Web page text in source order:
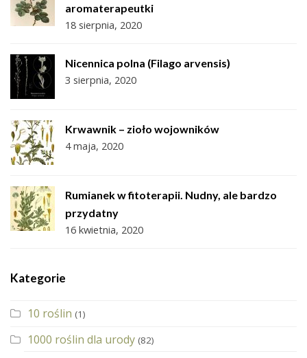
aromaterapeutki
18 sierpnia, 2020
Nicennica polna (Filago arvensis)
3 sierpnia, 2020
Krwawnik – zioło wojowników
4 maja, 2020
Rumianek w fitoterapii. Nudny, ale bardzo
przydatny
16 kwietnia, 2020
Kategorie
10 roślin (1)
1000 roślin dla urody (82)